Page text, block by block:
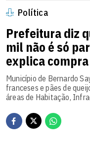
Política
Prefeitura diz
mil não é só
explica
Município de Bernardo
franceses e pães de
áreas de Habitação,